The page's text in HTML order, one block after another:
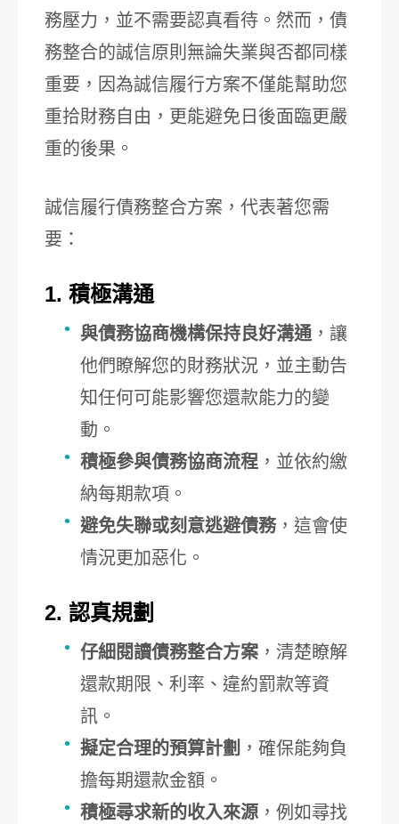
務壓力，並不需要認真看待。然而，債
務整合的誠信原則無論失業與否都同樣
重要，因為誠信履行方案不僅能幫助您
重拾財務自由，更能避免日後面臨更嚴
重的後果。
誠信履行債務整合方案，代表著您需
要：
1. 積極溝通
與債務協商機構保持良好溝通，讓
他們瞭解您的財務狀況，並主動告
知任何可能影響您還款能力的變
動。
積極參與債務協商流程 ，並依約繳
納每期款項。
避免失聯或刻意逃避債務，這會使
情況更加惡化。
2. 認真規劃
仔細閱讀債務整合方案 ，清楚瞭解
還款期限、利率、違約罰款等資
訊。
擬定合理的預算計劃 ，確保能夠負
擔每期還款金額。
積極尋求新的收入來源 ，例如尋找